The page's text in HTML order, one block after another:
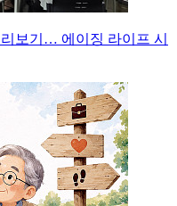
보기… 에이징 라이프 시